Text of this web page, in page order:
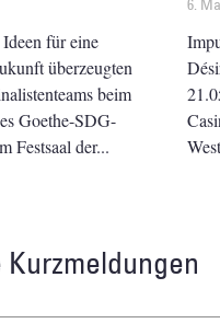
für eine
überzeugten
beim
Goethe-SDG-
Festsaal der